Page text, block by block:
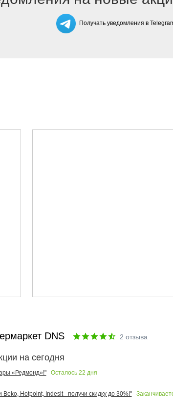
Получать уведомления в
DNS 2 отзыва
на сегодня
«Редмонд»!" Осталось 22 дня
Beko, Hotpoint, Indesit - получи скидку до 30%!"